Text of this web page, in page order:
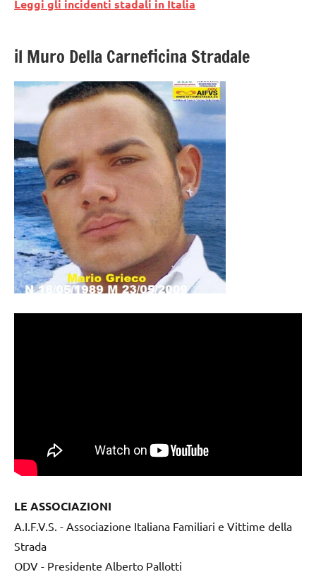
Leggi gli incidenti stadali in Italia
il Muro Della Carneficina Stradale
LE ASSOCIAZIONI
A.I.F.V.S. - Associazione Italiana Familiari e Vittime della
Strada
ODV - Presidente Alberto Pallotti